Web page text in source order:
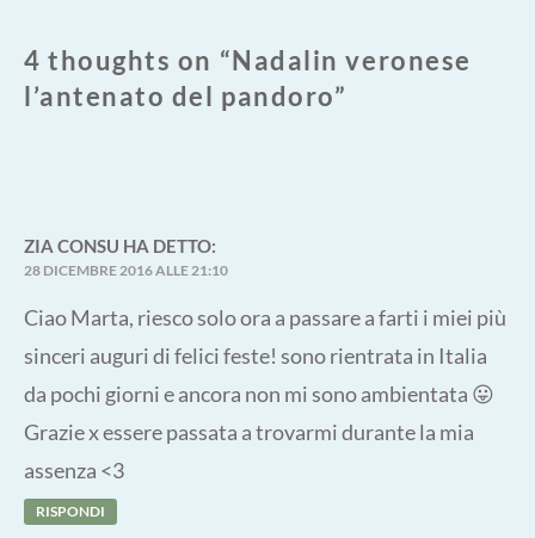
4 thoughts on “Nadalin veronese
l’antenato del pandoro”
ZIA CONSU HA DETTO:
28 DICEMBRE 2016 ALLE 21:10
Ciao Marta, riesco solo ora a passare a farti i miei più
sinceri auguri di felici feste! sono rientrata in Italia
da pochi giorni e ancora non mi sono ambientata 😛
Grazie x essere passata a trovarmi durante la mia
assenza <3
RISPONDI